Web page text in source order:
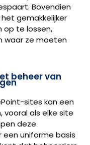
Bovendien
gemakkelijker
op te lossen,
waar ze moeten
beheer van
sites kan een
vooral als elke site
deze
uniforme basis